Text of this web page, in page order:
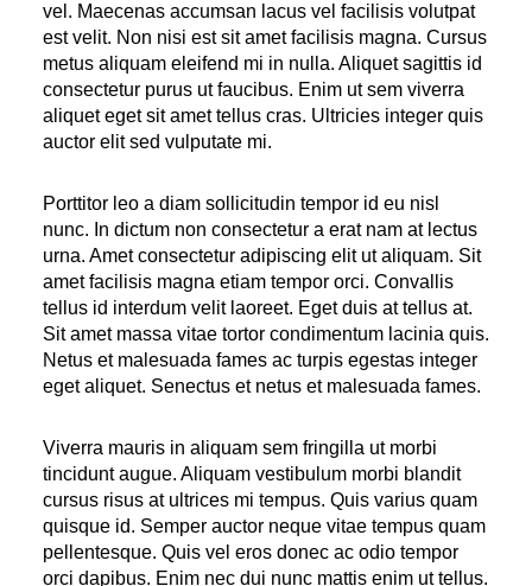
vel. Maecenas accumsan lacus vel facilisis volutpat
est velit. Non nisi est sit amet facilisis magna. Cursus
metus aliquam eleifend mi in nulla. Aliquet sagittis id
consectetur purus ut faucibus. Enim ut sem viverra
aliquet eget sit amet tellus cras. Ultricies integer quis
auctor elit sed vulputate mi.
Porttitor leo a diam sollicitudin tempor id eu nisl
nunc. In dictum non consectetur a erat nam at lectus
urna. Amet consectetur adipiscing elit ut aliquam. Sit
amet facilisis magna etiam tempor orci. Convallis
tellus id interdum velit laoreet. Eget duis at tellus at.
Sit amet massa vitae tortor condimentum lacinia quis.
Netus et malesuada fames ac turpis egestas integer
eget aliquet. Senectus et netus et malesuada fames.
Viverra mauris in aliquam sem fringilla ut morbi
tincidunt augue. Aliquam vestibulum morbi blandit
cursus risus at ultrices mi tempus. Quis varius quam
quisque id. Semper auctor neque vitae tempus quam
pellentesque. Quis vel eros donec ac odio tempor
orci dapibus. Enim nec dui nunc mattis enim ut tellus.